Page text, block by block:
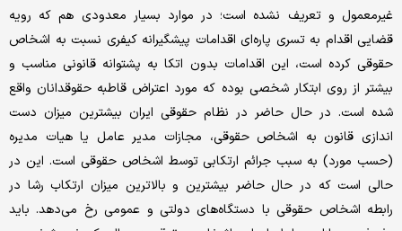
غیرمعمول و تعریف نشده است؛ در موارد بسیار معدودی هم که رویه
قضایی اقدام به تسری پاره‌ای اقدامات پیشگیرانه کیفری نسبت به اشخاص
حقوقی کرده است، این اقدامات بدون اتکا به پشتوانه قانونی مناسب و
بیشتر از روی ابتکار شخصی بوده که مورد اعتراض قاطبه حقوقدانان واقع
شده است. در حال حاضر در نظام حقوقی ایران بیشترین میزان دست
اندازی قانون به اشخاص حقوقی، مجازات مدیر عامل یا هیات مدیره
(حسب مورد) به سبب جرائم ارتکابی توسط اشخاص حقوقی است. این در
حالی است که در حال حاضر بیشترین و بالاترین میزان ارتکاب رشا در
رابطه اشخاص حقوقی با دستگاه‌های دولتی و عمومی رخ می‌دهد. باید